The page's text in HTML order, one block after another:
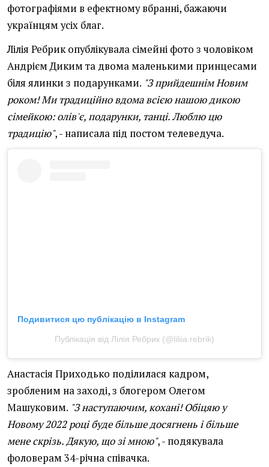
фотографіями в ефектному вбранні, бажаючи
українцям усіх благ.
Лілія Ребрик опублікувала сімейні фото з чоловіком
Андрієм Диким та двома маленькими принцесами
біля ялинки з подарунками. "З прийдешнім Новим
роком! Ми традиційно вдома всією нашою дикою
сімейкою: олів'є, подарунки, танці. Люблю цю
традицію", - написала під постом телеведуча.
Подивитися цю публікацію в Instagram
Публікація від Лілія Ребрик (@liliia.rebrik)
Анастасія Приходько поділилася кадром,
зробленим на заході, з блогером Олегом
Машуковим. "З наступаючим, кохані! Обіцяю у
Новому 2022 році буде більше досягнень і більше
мене скрізь. Дякую, що зі мною", - подякувала
фоловерам 34-річна співачка.